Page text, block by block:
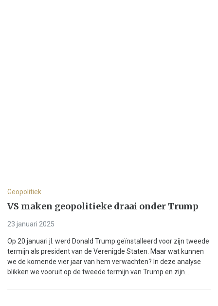
Geopolitiek
VS maken geopolitieke draai onder Trump
23 januari 2025
Op 20 januari jl. werd Donald Trump geïnstalleerd voor zijn tweede
termijn als president van de Verenigde Staten. Maar wat kunnen
we de komende vier jaar van hem verwachten? In deze analyse
blikken we vooruit op de tweede termijn van Trump en zijn...